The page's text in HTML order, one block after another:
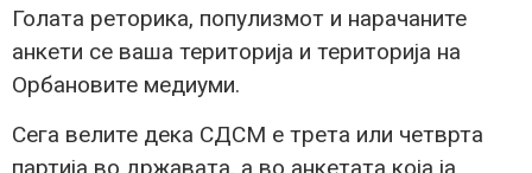
Голата реторика, популизмот и нарачаните
анкети се ваша територија и територија на
Орбановите медиуми.
Сега велите дека СДСМ е трета или четврта
партија во државата, а во анкетата која ја